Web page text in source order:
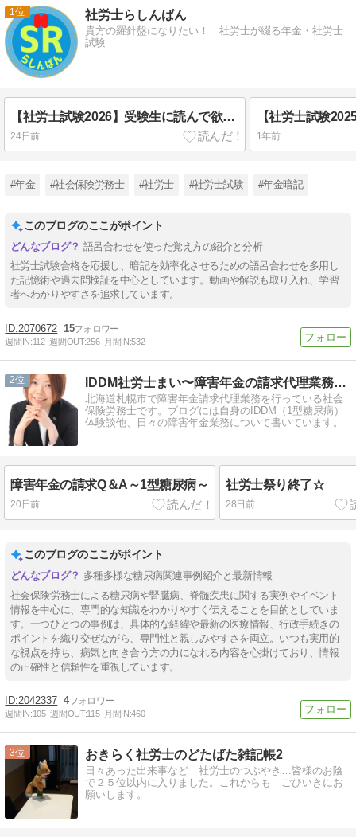
1 社労士らしんばん
貴方の羅針盤になりたい！ 社労士が綴る年金・社労士
試験
【社労士試験2026】受験生に読んで欲しいこと（解答分布編）
24日前 1年前
#年金 #社会保険労務士 #社労士 #社労士試験 #年金暗記
このブログのここがポイント
語呂合わせを使った覚え方の紹介と分析
社労士試験合格を応援し、暗記を効率化させるための語呂合わせを多用し
た記憶術や過去問検証を中心としています。動画や解説も取り入れ、学習
者へわかりやすさを追求しています。
2070672 15
週間IN:112 週間OUT:256 月間IN:532
2 IDDM社労士まい〜障害年金の請求代理業務を行っています
北海道札幌市で障害年金請求代理業務を行っている社会
保険労務士です。ブログには自身のIDDM（1型糖尿病）
体験談他、日々の障害年金業務について書いています。
障害年金の請求Q＆A～1型糖尿病～
20日前
社労士祭り終了☆
28日前
このブログのここがポイント
多種多様な糖尿病関連事例紹介と最新情報
社会保険労務士による糖尿病や腎臓病、脊髄疾患に関する実例やイベント
情報を中心に、専門的な知識をわかりやすく伝えることを目的としていま
す。一つひとつの事例は、具体的な経緯や最新の医療情報、行政手続きの
ポイントを織り交ぜながら、専門性と親しみやすさを両立。いつも実用的
な視点を持ち、病気と向き合う方の力になれる内容を心掛けており、情報
の正確性と信頼性を重視しています。
2042337 4
週間IN:105 週間OUT:115 月間IN:460
3 おきらく社労士のどたばた雑記帳2
日々あった出来事など 社労士のつぶやき…皆様のお陰
で２５位以内に入りました。これからも ごひいきにお
願いします。